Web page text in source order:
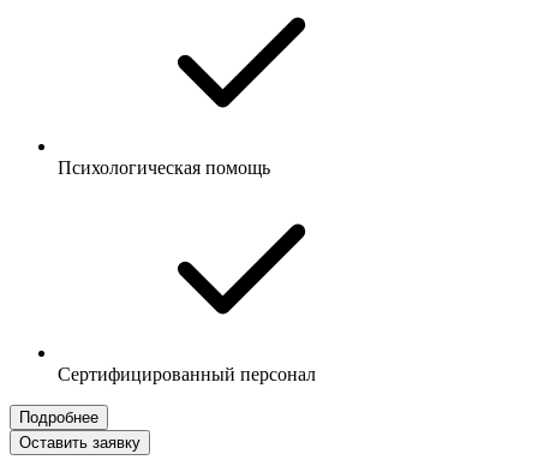
Психологическая помощь
Сертифицированный персонал
Подробнее
Оставить заявку